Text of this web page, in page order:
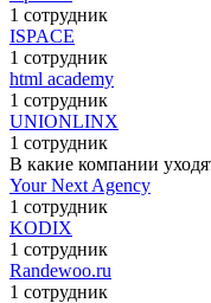
1 сотрудник
ISPACE
1 сотрудник
html academy
1 сотрудник
UNIONLINX
1 сотрудник
В какие компании
Your Next Agency
1 сотрудник
KODIX
1 сотрудник
Randewoo.ru
1 сотрудник